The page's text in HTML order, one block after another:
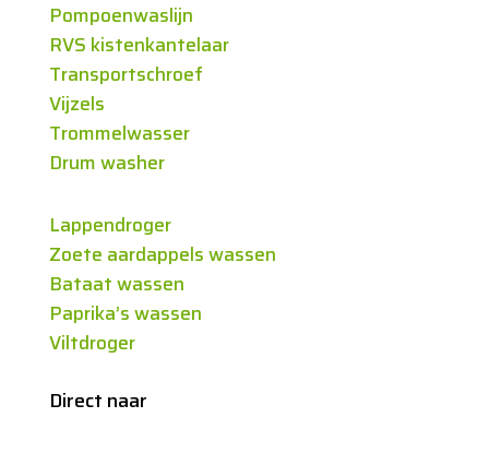
Pompoenwaslijn
RVS kistenkantelaar
Transportschroef
Vijzels
Trommelwasser
Drum washer
Lappendroger
Zoete aardappels wassen
Bataat wassen
Paprika’s wassen
Viltdroger
Direct naar